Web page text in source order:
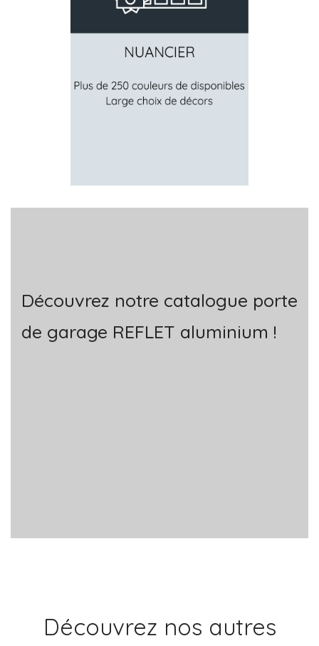
Découvrez notre catalogue porte
de garage REFLET aluminium !
Découvrez nos autres